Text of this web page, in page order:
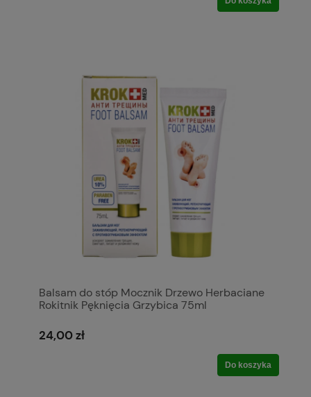
Balsam do stóp Mocznik Drzewo Herbaciane
Rokitnik Pęknięcia Grzybica 75ml
24,00 zł
Do koszyka